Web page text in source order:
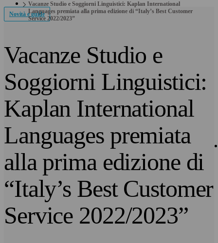
Vacanze Studio e Soggiorni Linguistici: Kaplan International
Languages premiata alla prima edizione di “Italy’s Best Customer
Service 2022/2023”
Novità e guide
Vacanze Studio e
Soggiorni Linguistici:
Kaplan International
Languages premiata
alla prima edizione di
“Italy’s Best Customer
Service 2022/2023”